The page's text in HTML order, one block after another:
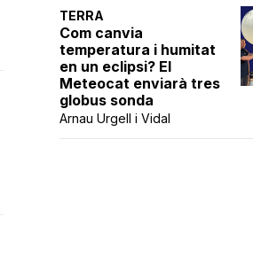
TERRA
Com canvia
temperatura i humitat
en un eclipsi? El
Meteocat enviarà tres
globus sonda
Arnau Urgell i Vidal